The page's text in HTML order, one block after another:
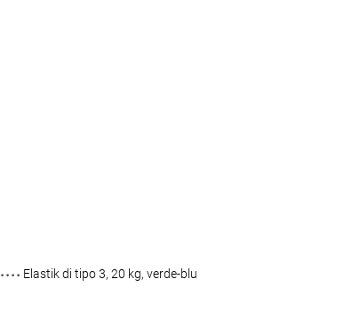
.... Elastik di tipo 3, 20 kg, verde-blu